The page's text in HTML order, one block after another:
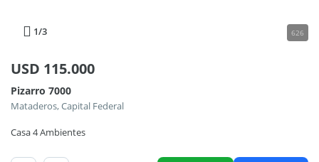
1/3 626
USD 115.000
Pizarro 7000
Mataderos, Capital Federal
Casa 4 Ambientes